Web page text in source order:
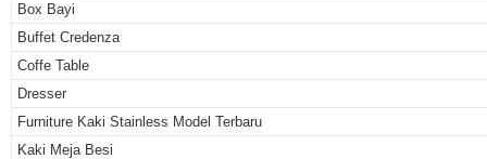
Box Bayi
Buffet Credenza
Coffe Table
Dresser
Furniture Kaki Stainless Model Terbaru
Kaki Meja Besi